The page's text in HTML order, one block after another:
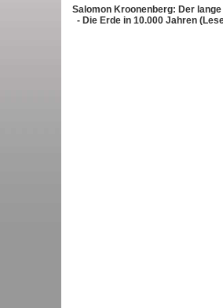
Salomon Kroonenberg: Der
- Die Erde in 10.000 Jahren